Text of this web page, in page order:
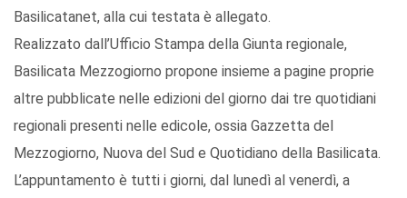
Basilicatanet, alla cui testata è allegato.
Realizzato dall’Ufficio Stampa della Giunta regionale,
Basilicata Mezzogiorno propone insieme a pagine proprie
altre pubblicate nelle edizioni del giorno dai tre quotidiani
regionali presenti nelle edicole, ossia Gazzetta del
Mezzogiorno, Nuova del Sud e Quotidiano della Basilicata.
L’appuntamento è tutti i giorni, dal lunedì al venerdì, a